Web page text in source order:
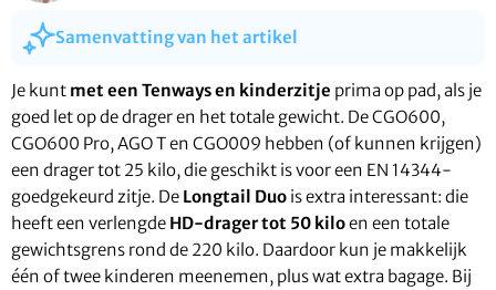
Samenvatting van het artikel
Je kunt met een Tenways en kinderzitje prima op pad, als je
goed let op de drager en het totale gewicht. De CGO600,
CGO600 Pro, AGO T en CGO009 hebben (of kunnen krijgen)
een drager tot 25 kilo, die geschikt is voor een EN 14344-
goedgekeurd zitje. De Longtail Duo is extra interessant: die
heeft een verlengde HD-drager tot 50 kiloen een totale
gewichtsgrens rond de 220 kilo. Daardoor kun je makkelijk
één of twee kinderen meenemen, plus wat extra bagage. Bij